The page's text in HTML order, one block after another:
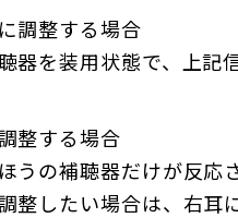
調整する場合
器を装用状態で、上記
整する場合
うの補聴器だけが反応
調整したい場合は、右